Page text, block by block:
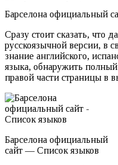
Барселона официальный
Сразу стоит сказать, что
русскоязычной версии, в
знание английского,
языка, обнаружить
правой части страницы
Барселона официальный
сайт — Список языков